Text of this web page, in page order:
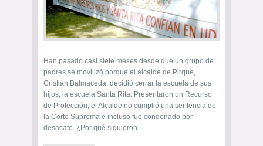
Han pasado casi siete meses desde que un grupo de
padres se movilizó porque el alcalde de Pirque,
Cristián Balmaceda, decidió cerrar la escuela de sus
hijos, la escuela Santa Rita. Presentaron un Recurso
de Protección, el Alcalde no cumplió una sentencia de
la Corte Suprema e incluso fue condenado por
desacato. ¿Por qué siguieron …